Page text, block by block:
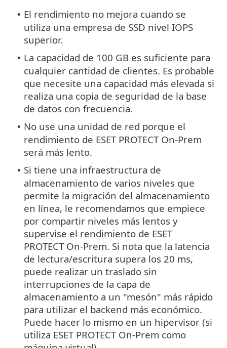
• El rendimiento no mejora cuando se
utiliza una empresa de SSD nivel IOPS
superior.
• La capacidad de 100 GB es suficiente para
cualquier cantidad de clientes. Es probable
que necesite una capacidad más elevada si
realiza una copia de seguridad de la base
de datos con frecuencia.
• No use una unidad de red porque el
rendimiento de ESET PROTECT On-Prem
será más lento.
• Si tiene una infraestructura de
almacenamiento de varios niveles que
permite la migración del almacenamiento
en línea, le recomendamos que empiece
por compartir niveles más lentos y
supervise el rendimiento de ESET
PROTECT On-Prem. Si nota que la latencia
de lectura/escritura supera los 20 ms,
puede realizar un traslado sin
interrupciones de la capa de
almacenamiento a un "mesón" más rápido
para utilizar el backend más económico.
Puede hacer lo mismo en un hipervisor (si
utiliza ESET PROTECT On-Prem como